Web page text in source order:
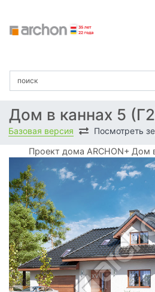
Дом в каннах 5
Базовая версия Посмотреть
Проект дома ARCHON+ Дом